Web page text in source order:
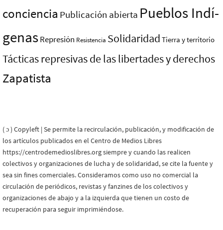
conciencia Publicación abierta Pueblos Indí­
genasRepresión Resistencia Solidaridad Tierra y territorio
Tácticas represivas de las libertades y derechos
Zapatista
( ɔ ) Copyleft | Se permite la recirculación, publicación, y modificación de
los artículos publicados en el Centro de Medios Libres
https://centrodemedioslibres.org siempre y cuando las realicen
colectivos y organizaciones de lucha y de solidaridad, se cite la fuente y
sea sin fines comerciales. Consideramos como uso no comercial la
circulación de periódicos, revistas y fanzines de los colectivos y
organizaciones de abajo y a la izquierda que tienen un costo de
recuperación para seguir imprimiéndose.